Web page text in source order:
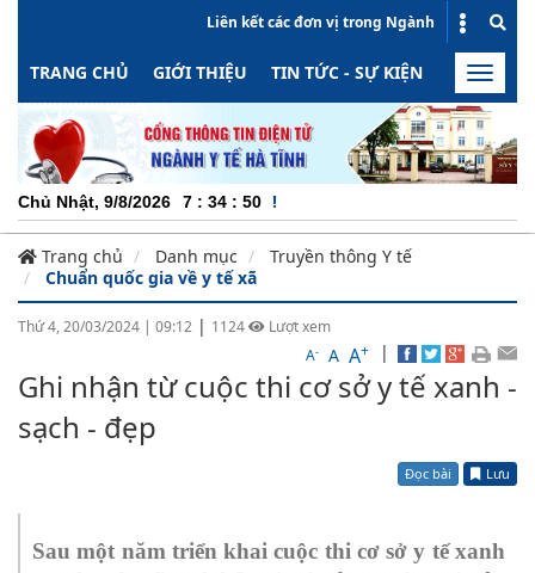
Liên kết các đơn vị trong Ngành
TRANG CHỦ GIỚI THIỆU TIN TỨC - SỰ KIỆN HOẠT
Toggle
Chủ Nhật, 9/8/2026 7 : 34 : 51
Trang chủ Danh mục
Truyền thông Y tế
Chuẩn quốc gia về y tế xã
Thứ 4, 20/03/2024 | 09:12 | 1124
Lượt xem
A- A A+ |
Ghi nhận từ cuộc thi cơ sở y tế xanh -
sạch - đẹp
Đọc bài Lưu
Sau một năm triển khai cuộc thi cơ sở y tế xanh